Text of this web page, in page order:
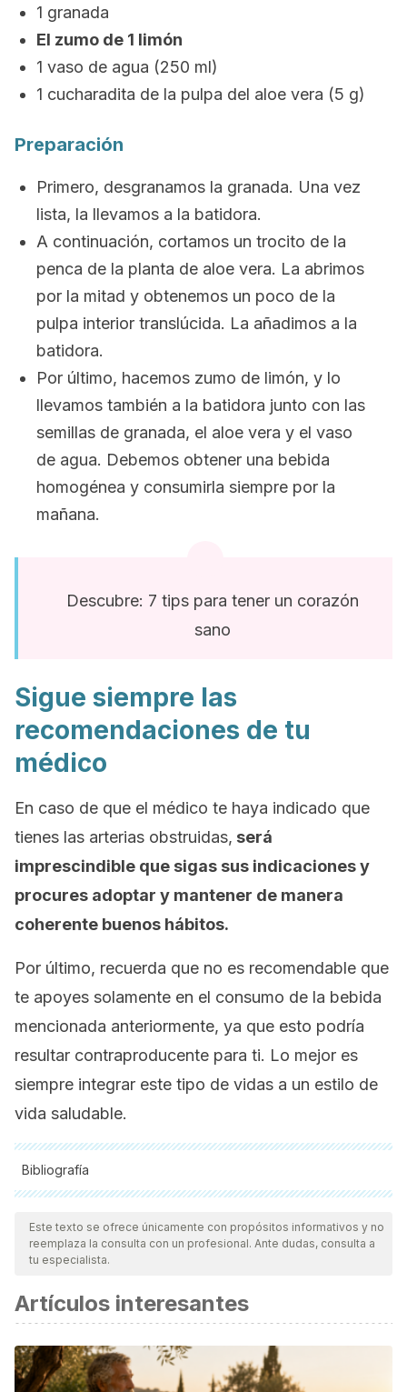
1 granada
El zumo de 1 limón
1 vaso de agua (250 ml)
1 cucharadita de la pulpa del aloe vera (5 g)
Preparación
Primero, desgranamos la granada. Una vez
lista, la llevamos a la batidora.
A continuación, cortamos un trocito de la
penca de la planta de aloe vera. La abrimos
por la mitad y obtenemos un poco de la
pulpa interior translúcida. La añadimos a la
batidora.
Por último, hacemos zumo de limón, y lo
llevamos también a la batidora junto con las
semillas de granada, el aloe vera y el vaso
de agua. Debemos obtener una bebida
homogénea y consumirla siempre por la
mañana.
Descubre: 7 tips para tener un corazón
sano
Sigue siempre las
recomendaciones de tu
médico
En caso de que el médico te haya indicado que
tienes las arterias obstruidas, será
imprescindible que sigas sus indicaciones y
procures adoptar y mantener de manera
coherente buenos hábitos.
Por último, recuerda que no es recomendable que
te apoyes solamente en el consumo de la bebida
mencionada anteriormente, ya que esto podría
resultar contraproducente para ti. Lo mejor es
siempre integrar este tipo de vidas a un estilo de
vida saludable.
Bibliografía
Todas las fuentes citadas fueron revisadas a profundidad por
nuestro equipo, para asegurar su calidad, confiabilidad,
vigencia y validez.La bibliografía de este artículo fue
científica.
Carlos Lahoz, José M Mostaza,“La aterosclerosis como
enfermedad sistémica”,Rev Esp Cardiol. 2007;60:184-95 –
Vol. 60 Núm.02
Este texto se ofrece únicamente con propósitos informativos y no
reemplaza la consulta con un profesional. Ante dudas, consulta a
tu especialista.
Artículos interesantes